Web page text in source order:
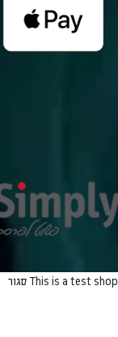
This is a test shop סגור